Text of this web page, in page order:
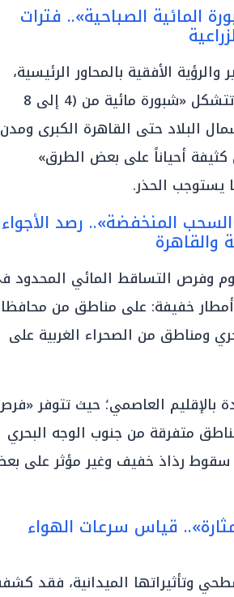
المائية الصباحية».. فترات
الأفقية بالمحاور الرئيسية،
تضمن التقرير ملامح انتشار ضباب الصباح؛ إذ تتشكل «شبورة مائية من (4 إلى 8
البلاد حتى القاهرة الكبرى ومدن
أحياناً على بعض الطرق»
يستوجب الحذر.
المنخفضة».. رصد الأجواء
والقاهرة
وفرص التساقط المائي المحدود
خفيفة: على مناطق من
ومناطق من الصحراء الغربية على
بالإقليم العاصمي؛ حيث تتوفر
متفرقة من جنوب الوجه البحري
سقوط رذاذ خفيف وغير مؤثر على
قياس سرعات الهواء
وتأثيراتها الميدانية، فقد